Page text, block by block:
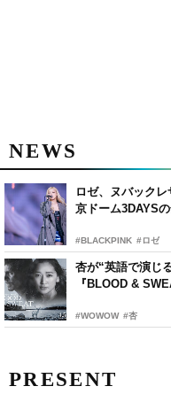
NEWS
ロゼ、ヌバック
京ドーム3DAYS
#BLACKPINK #ロゼ
杏が“英語で演じ
『BLOOD &
#WOWOW #杏
PRESENT